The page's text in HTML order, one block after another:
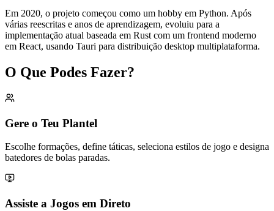
Em 2020, o projeto começou como um hobby em Python. Após
várias reescritas e anos de aprendizagem, evoluiu para a
implementação atual baseada em Rust com um frontend moderno
em React, usando Tauri para distribuição desktop multiplataforma.
O Que Podes Fazer?
Gere o Teu Plantel
Escolhe formações, define táticas, seleciona estilos de jogo e designa
batedores de bolas paradas.
Assiste a Jogos em Direto